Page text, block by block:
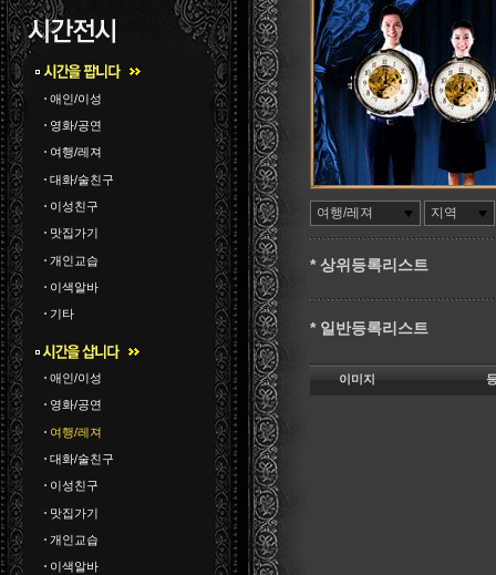
애인/이성
영화/공연
여행/레져
대화/술친구
이성친구
맛집가기
개인교습
이색알바
기타
애인/이성
영화/공연
여행/레져
대화/술친구
이성친구
맛집가기
개인교습
이색알바
여행/레져 지역
* 상위등록리스트
* 일반등록리스트
이미지